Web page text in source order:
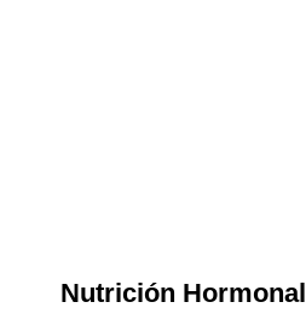
Nutrición Hormonal